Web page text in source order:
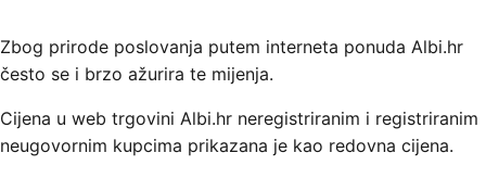
Zbog prirode poslovanja putem interneta ponuda Albi.hr
često se i brzo ažurira te mijenja.
Cijena u web trgovini Albi.hr neregistriranim i registriranim
neugovornim kupcima prikazana je kao redovna cijena.